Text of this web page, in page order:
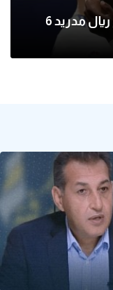
بـ24 مليون يورو.. فينيسيوس مع ريال مدريد 6